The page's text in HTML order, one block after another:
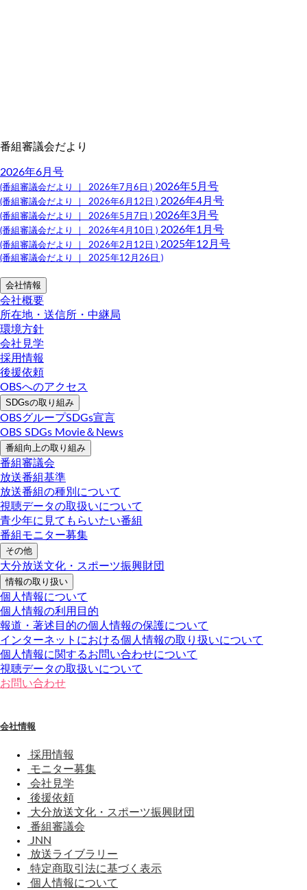
番組審議会だより
2026年6月号
(番組審議会だより ｜ 2026年7月6日 ) 2026年5月号
(番組審議会だより ｜ 2026年6月12日 ) 2026年4月号
(番組審議会だより ｜ 2026年5月7日 ) 2026年3月号
(番組審議会だより ｜ 2026年4月10日 ) 2026年1月号
(番組審議会だより ｜ 2026年2月12日 ) 2025年12月号
(番組審議会だより ｜ 2025年12月26日 )
会社情報
会社概要
所在地・送信所・中継局
環境方針
会社見学
採用情報
後援依頼
OBSへのアクセス
SDGsの取り組み
OBSグループSDGs宣言
OBS SDGs Movie＆News
番組向上の取り組み
番組審議会
放送番組基準
放送番組の種別について
視聴データの取扱いについて
青少年に見てもらいたい番組
番組モニター募集
その他
大分放送文化・スポーツ振興財団
情報の取り扱い
個人情報について
個人情報の利用目的
報道・著述目的の個人情報の保護について
インターネットにおける個人情報の取り扱いについて
個人情報に関するお問い合わせについて
視聴データの取扱いについて
お問い合わせ
会社情報
採用情報
モニター募集
会社見学
後援依頼
大分放送文化・スポーツ振興財団
番組審議会
JNN
放送ライブラリー
特定商取引法に基づく表示
個人情報について